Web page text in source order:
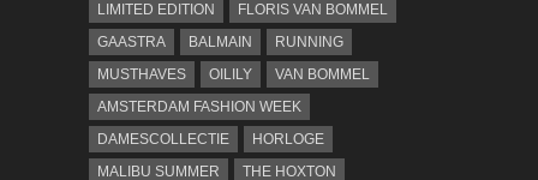
LIMITED EDITION
FLORIS VAN BOMMEL
GAASTRA
BALMAIN
RUNNING
MUSTHAVES
OILILY
VAN BOMMEL
AMSTERDAM FASHION WEEK
DAMESCOLLECTIE
HORLOGE
MALIBU SUMMER
THE HOXTON